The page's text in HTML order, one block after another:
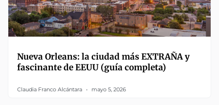
Nueva Orleans: la ciudad más EXTRAÑA y
fascinante de EEUU (guía completa)
Claudia Franco Alcántara mayo 5, 2026